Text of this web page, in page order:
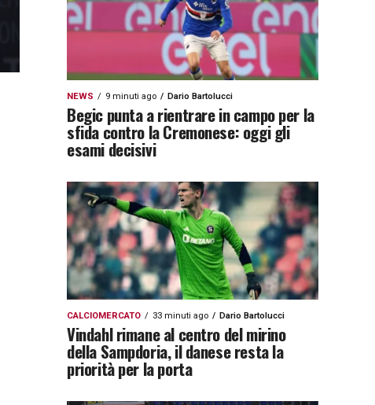
NEWS 9 minuti ago Dario Bartolucci
Begic punta a rientrare in campo per la
sfida contro la Cremonese: oggi gli
esami decisivi
CALCIOMERCATO 33 minuti ago Dario Bartolucci
Vindahl rimane al centro del mirino
della Sampdoria, il danese resta la
priorità per la porta